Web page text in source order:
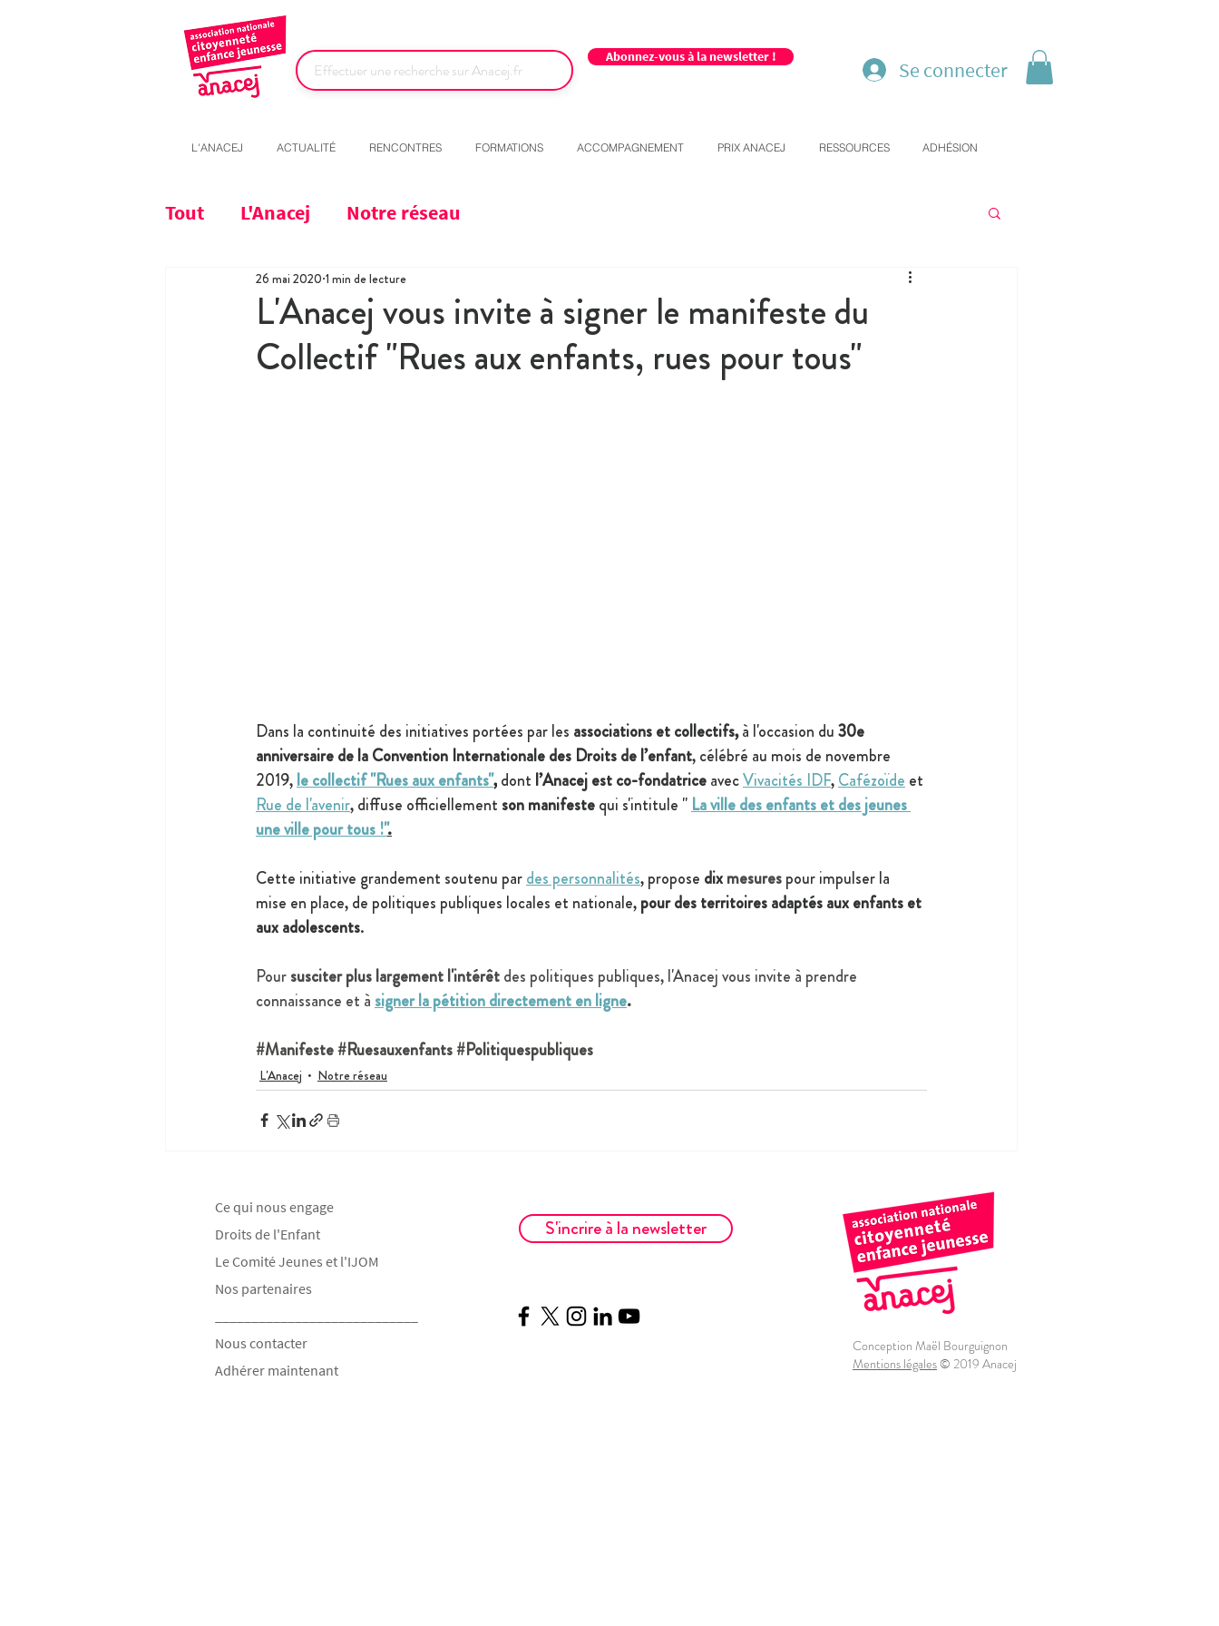
Abonnez-vous à la newsletter !
Se connecter
L'ANACEJ ACTUALITÉ RENCONTRES FORMATIONS ACCOMPAGNEMENT PRIX ANACEJ RESSOURCES ADHÉSION
Tout L'Anacej Notre réseau
L'Anacej vous invite à signer le manifeste du
Collectif "Rues aux enfants, rues pour tous"
26 mai 2020 1 min de lecture
Dans la continuité des initiatives portées par les associations et collectifs, à l'occasion du 30e
anniversaire de la Convention Internationale des Droits de l’enfant, célébré au mois de novembre
2019, le collectif "Rues aux enfants", dont l’Anacej est co-fondatrice avec Vivacités IDF, Cafézoïde et
Rue de l'avenir, diffuse officiellement son manifeste qui s'intitule " La ville des enfants et des jeunes
une ville pour tous !".
Cette initiative grandement soutenu par des personnalités, propose dix mesures pour impulser la
mise en place, de politiques publiques locales et nationale, pour des territoires adaptés aux enfants et
aux adolescents.
Pour susciter plus largement l'intérêt des politiques publiques, l'Anacej vous invite à prendre
connaissance et à signer la pétition directement en ligne.
#Manifeste#Ruesauxenfants#Politiquespubliques
L'Anacej Notre réseau
Ce qui nous engage
Droits de l'Enfant
Le Comité Jeunes et l'IJOM
Nos partenaires
Nous contacter
Adhérer maintenant
S'incrire à la newsletter
Conception Maël Bourguignon
Mentions légales© 2019 Anacej